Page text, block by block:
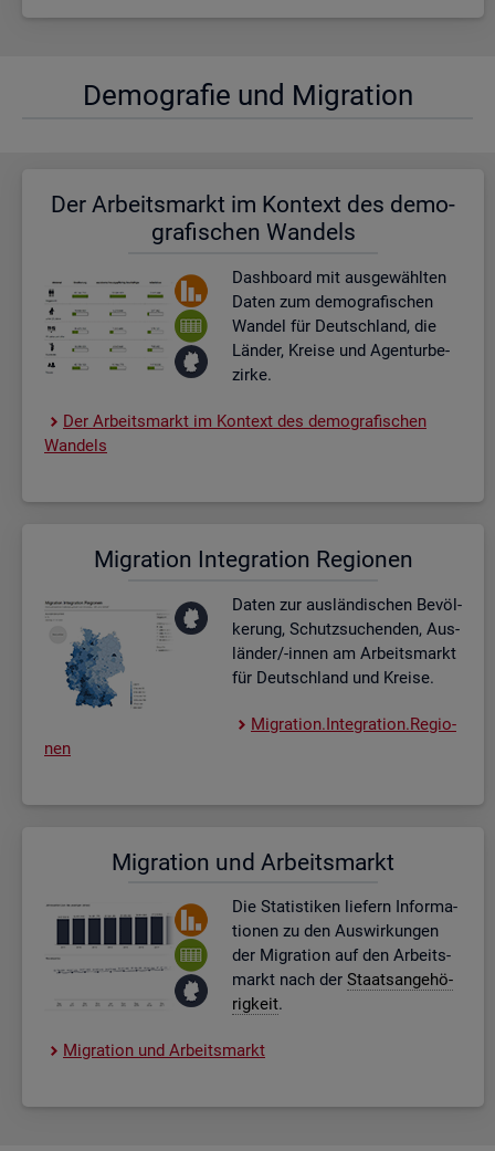
De­mo­gra­fie und Mi­gra­ti­on
Der Ar­beits­markt im Kon­text des de­mo­
gra­fi­schen Wan­dels
Dash­board mit aus­ge­wähl­ten
Daten zum de­mo­gra­fi­schen
Wan­del für Deutsch­land, die
Län­der, Krei­se und Agen­tur­be­
zir­ke.
Der Ar­beits­markt im Kon­text des de­mo­gra­fi­schen
Wan­dels
Mi­gra­ti­on In­te­gra­ti­on Re­gio­nen
Daten zur aus­län­di­schen Be­völ­
ke­rung, Schutz­su­chen­den, Aus­
län­der/-innen am Ar­beits­markt
für Deutsch­land und Krei­se.
Mi­gra­ti­on.In­te­gra­ti­on.Re­gio­
nen
Mi­gra­ti­on und Ar­beits­markt
Die Sta­tis­ti­ken lie­fern In­for­ma­
tio­nen zu den Aus­wir­kun­gen
der Mi­gra­ti­on auf den Ar­beits­
markt nach der Staats­an­ge­hö­
rig­keit.
Mi­gra­ti­on und Ar­beits­markt